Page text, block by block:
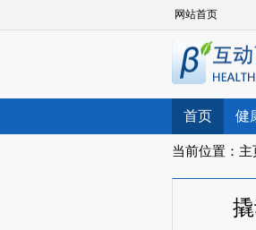
网站首页
首页 健
当前位置： 主